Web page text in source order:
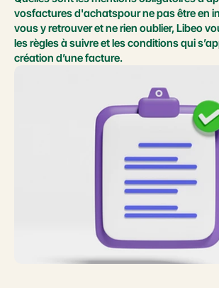
vosfactures d'achatspour ne pas être en
vous y retrouver et ne rien oublier, Libeo
les règles à suivre et les conditions qui
création d’une facture.